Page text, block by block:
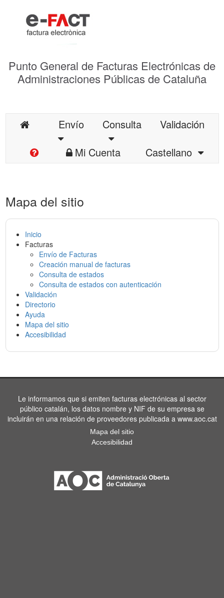
Punto General de Facturas Electrónicas de
Administraciones Públicas de Cataluña
Envío Consulta
Validación
Mi Cuenta
Castellano
Mapa del sitio
Inicio
Facturas
Envío de Facturas
Creación manual de facturas
Consulta de estados
Consulta de estados con autenticación
Validación
Directorio
Ayuda
Mapa del sitio
Accesibilidad
Le informamos que si emiten facturas electrónicas al sector
público catalán, los datos nombre y NIF de su empresa se
incluirán en una relación de proveedores publicada a www.aoc.cat
Mapa del sitio
Accesibilidad